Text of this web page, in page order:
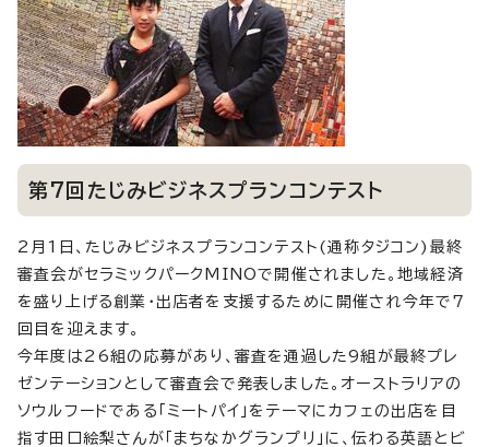
第7回たじみビジネスプランコンテスト
2月1日、たじみビジネスプランコンテスト(通称タジコン)最終
審査会がセラミックパークMINOで開催されました。地域経済
を盛り上げる創業・出店者を支援するために開催され今年で7
回目を迎えます。
今年度は26組の応募があり、審査を通過した9組が最終プレ
ゼンテーションとして審査会で発表しました。オーストラリアの
ソウルフードである「ミートパイ」をテーマにカフェの出店を目
指す田口絵梨さんが「まちなかグランプリ」に、伝わる英語とビ